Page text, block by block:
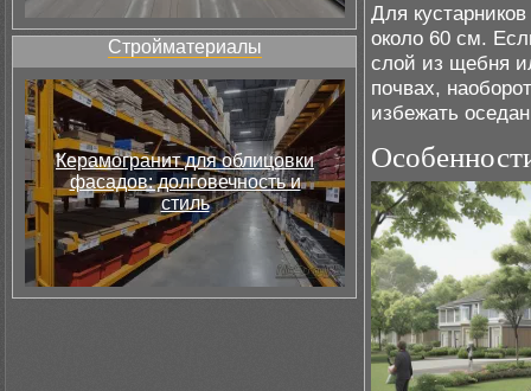
Стройматериалы
Керамогранит для облицовки
фасадов: долговечность и
стиль
Для
около 60 см.
слой из щебня
почвах,
избежать